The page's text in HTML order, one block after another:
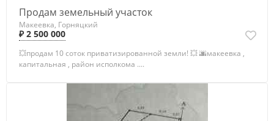
Продам земельный участок
Макеевка, Горняцкий
₽ 2 500 000
💥продам 10 соток приватизированной земли! 💥 🌆макеевка ,
капитальная , район исполкома ....